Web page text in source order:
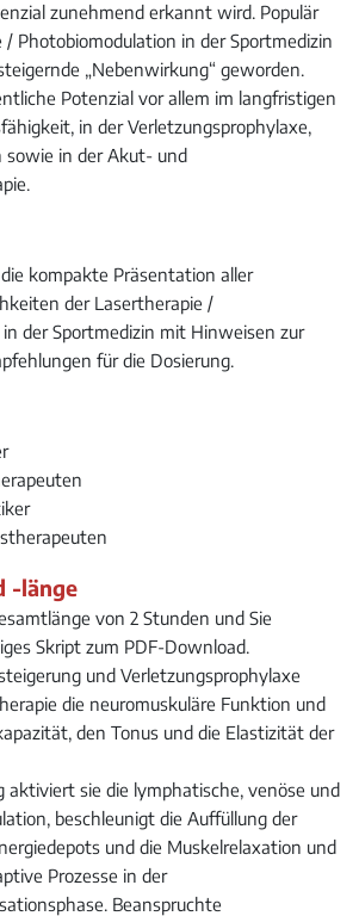
zunehmend erkannt wird. Populär
/ Photobiomodulation in der Sportmedizin
„Nebenwirkung“ geworden.
Potenzial vor allem im langfristigen
in der Verletzungsprophylaxe,
sowie in der Akut- und
kompakte Präsentation aller
der Lasertherapie /
der Sportmedizin mit Hinweisen zur
für die Dosierung.
-länge
von 2 Stunden und Sie
Skript zum PDF-Download.
und Verletzungsprophylaxe
die neuromuskuläre Funktion und
den Tonus und die Elastizität der
aktiviert sie die lymphatische, venöse und
beschleunigt die Auffüllung der
und die Muskelrelaxation und
Prozesse in der
Beanspruchte